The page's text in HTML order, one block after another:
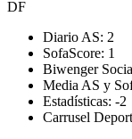
DF
Diario AS: 2
SofaScore: 1
Biwenger
Media AS y
Estadísticas: -2
Carrusel